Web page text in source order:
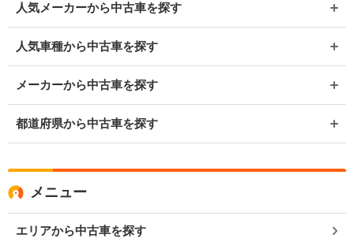
人気メーカーから中古車を探す
人気車種から中古車を探す
メーカーから中古車を探す
都道府県から中古車を探す
メニュー
エリアから中古車を探す